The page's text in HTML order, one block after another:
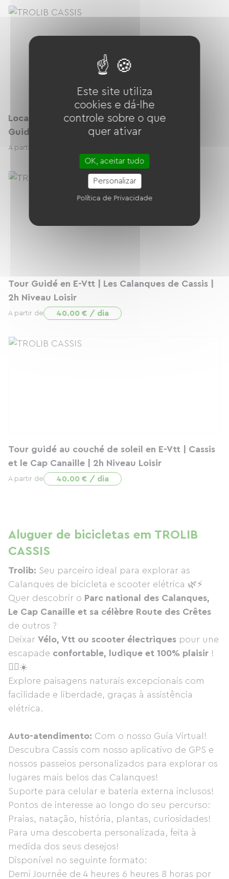
Location Vélo électrique Trekking à Cassis |
Guide Virtuel et Assurance inclus
A partir de
Tour Guidé en E-Vtt | Les Calanques de Cassis |
2h Niveau Loisir
A partir de 40.00 € / dia
Tour guidé au couché de soleil en E-Vtt | Cassis
et le Cap Canaille | 2h Niveau Loisir
A partir de 40.00 € / dia
Aluguer de bicicletas em TROLIB
CASSIS
Trolib: Seu parceiro ideal para explorar as
Calanques de bicicleta e scooter elétrica 🌿⚡
Quer descobrir o Parc national des Calanques,
Le Cap Canaille et sa célèbre Route des Crêtes
de outros ?
Deixar Vélo, Vtt ou scooter électriques pour une
escapade confortable, ludique et 100% plaisir !
🚴‍♀️☀️
Explore paisagens naturais excepcionais com
facilidade e liberdade, graças à assistência
elétrica.
Auto-atendimento: Com o nosso Guia Virtual!
Descubra Cassis com nosso aplicativo de GPS e
nossos passeios personalizados para explorar os
lugares mais belos das Calanques!
Suporte para celular e bateria externa inclusos!
Pontos de interesse ao longo do seu percurso:
Praias, natação, história, plantas, curiosidades!
Para uma descoberta personalizada, feita à
medida dos seus desejos!
Disponível no seguinte formato:
Demi Journée de 4 heures 6 heures 8 horas por
Este site utiliza
cookies e dá-lhe
controle sobre o que
quer ativar
OK, aceitar tudo
Personalizar
Política de Privacidade